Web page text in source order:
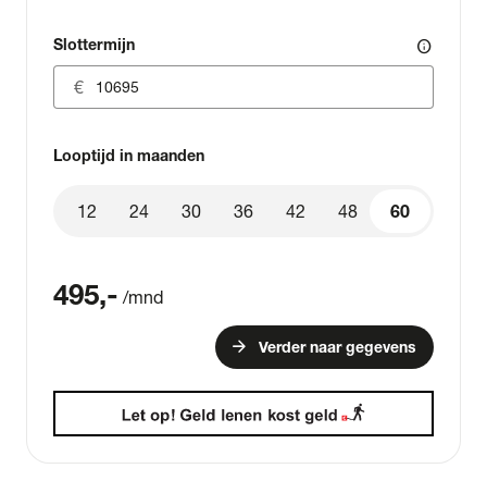
Slottermijn info
Looptijd in maanden
60
12 24 30 36 42 48 60
495,- /mnd
arrow_forward Verder naar gegevens